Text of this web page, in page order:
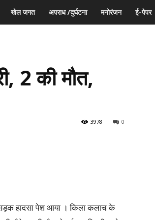
खेल जगत अपराध /दुर्घटना मनोरंजन ई-पेपर
2 की मौत,
0
3978
सड़क हादसा पेश आया । किला कलाच के